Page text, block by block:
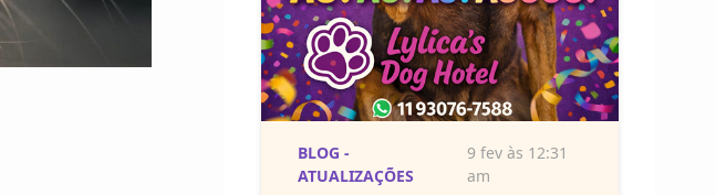
BLOG -
ATUALIZAÇÕES
9 fev às 12:31
am